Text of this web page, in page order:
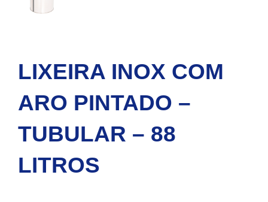
LIXEIRA INOX COM
ARO PINTADO –
TUBULAR – 88
LITROS